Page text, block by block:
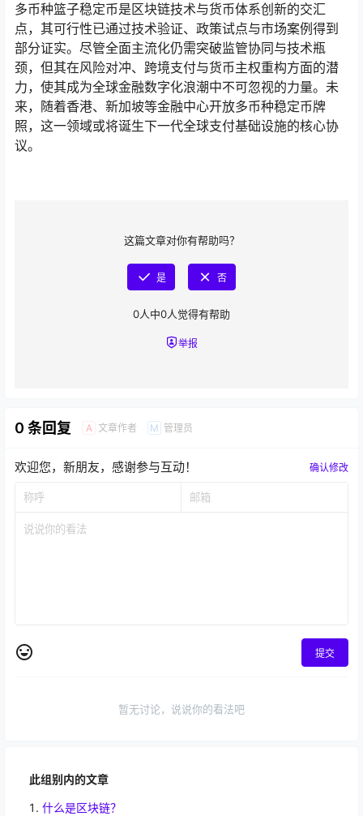
此组别内的文章
什么是区块链？
多币种篮子稳定币是区块链技术与货币体系创新的交汇
点，其可行性已通过技术验证、政策试点与市场案例得到
部分证实。尽管全面主流化仍需突破监管协同与技术瓶
颈，但其在风险对冲、跨境支付与货币主权重构方面的潜
力，使其成为全球金融数字化浪潮中不可忽视的力量。未
来，随着香港、新加坡等金融中心开放多币种稳定币牌
照，这一领域或将诞生下一代全球支付基础设施的核心协
议。
这篇文章对你有帮助吗？
是 否
0人中0人觉得有帮助
举报
0 条回复 A 文章作者 M 管理员
欢迎您，新朋友，感谢参与互动！ 确认修改
提交
暂无讨论，说说你的看法吧